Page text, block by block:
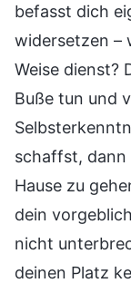
befasst dich
widersetzen –
Weise dienst?
Buße tun und
schaffst, dann
Hause zu
dein
nicht
deinen Platz